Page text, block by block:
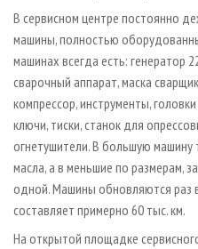
В сервисном центре постоянно
машины, полностью
машинах всегда есть: генератор
сварочный аппарат, маска
компрессор, инструменты,
ключи, тиски, станок для
огнетушители. В большую
масла, а в меньшие по размерам,
одной. Машины обновляются раз
составляет примерно 60 тыс. км.
На открытой площадке